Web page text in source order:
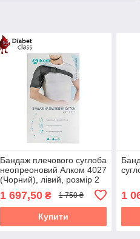
Бандаж плечового суглоба
неопреоновий Алком 4027
(Чорний), лівий, розмір 2
1 697,50₴ 1 750 ₴
Купити
1